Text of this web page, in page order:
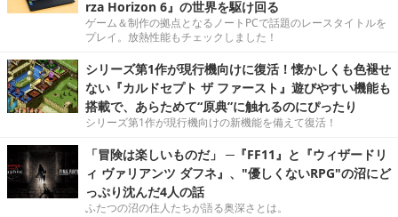
rza Horizon 6』の世界を駆け回る
ゲーム＆制作の拠点となるノートPCで話題のレースタイトルを
プレイ。放熱性能もチェックしました！
シリーズ第1作が現行機向けに復活！懐かしくも色褪せ
ない『カルドセプト ザ ファースト』遊びやすい機能も
搭載で、あらためて“原典”に触れるのにぴったり
シリーズ第1作が現行機向けの新機能を備えて復活！
「冒険は楽しいものだ」 ─『FF11』と『ウィザードリ
ィ ヴァリアンツ ダフネ』、"優しくないRPG"の沼にど
っぷり沈んだ4人の話
ふたつの沼の住人たちが語る奥深さとは。